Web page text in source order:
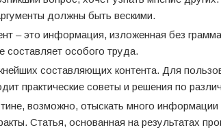
должны быть вескими.
– это информация, изложенная без
составляет особого труда.
составляющих контента. Для
практические советы и решения по
возможно, отыскать много
Статья, основанная на результатах